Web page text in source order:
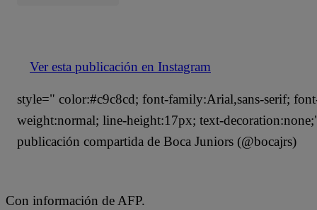
Ver esta publicación en Instagram
style=" color:#c9c8cd; font-family:Arial,sans-serif;
weight:normal; line-height:17px; text-
publicación compartida de Boca Juniors (@bocajrs)
Con información de AFP.